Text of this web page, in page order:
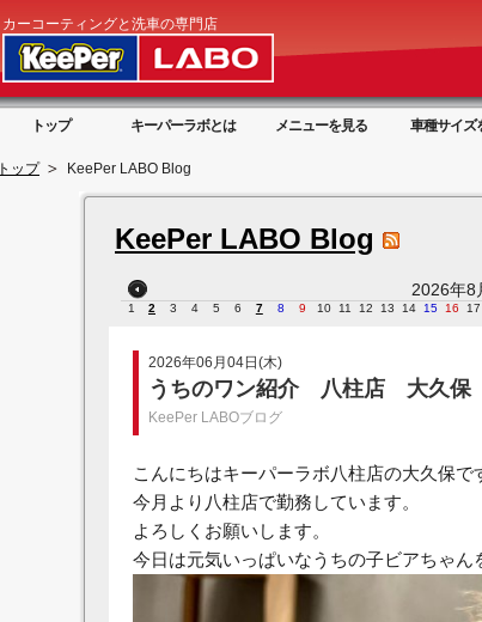
カーコーティングと洗車の専門店
トップ キーパーラボとは メニューを見る 車種サイズ
トップ KeePer LABO Blog
KeePer LABO Blog
2026年8
1 2 3 4 5 6 7 8 9 10 11 12 13 14 15 16 17
2026年06月04日(木)
うちのワン紹介 八柱店 大久保
KeePer LABOブログ
こんにちはキーパーラボ八柱店の大久保で
今月より八柱店で勤務しています。
よろしくお願いします。
今日は元気いっぱいなうちの子ビアちゃん